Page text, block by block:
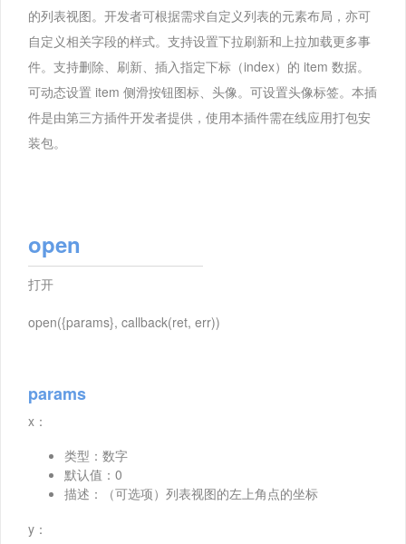
的列表视图。开发者可根据需求自定义列表的元素布局，亦可
自定义相关字段的样式。支持设置下拉刷新和上拉加载更多事
件。支持删除、刷新、插入指定下标（index）的 item 数据。
可动态设置 item 侧滑按钮图标、头像。可设置头像标签。本插
件是由第三方插件开发者提供，使用本插件需在线应用打包安
装包。
open
打开
open({params}, callback(ret, err))
params
x：
类型：数字
默认值：0
描述：（可选项）列表视图的左上角点的坐标
y：